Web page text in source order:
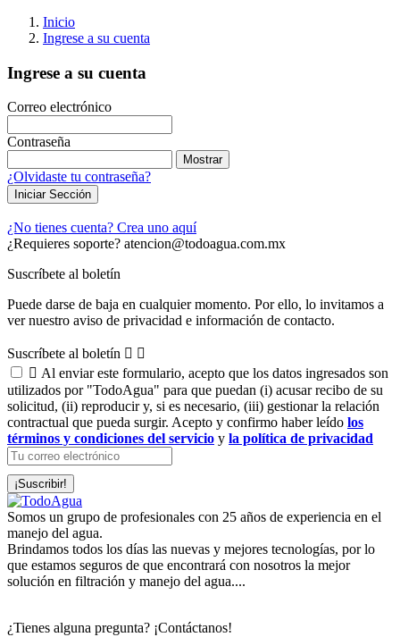
Inicio
Ingrese a su cuenta
Ingrese a su cuenta
Correo electrónico
Contraseña
Mostrar
¿Olvidaste tu contraseña?
Iniciar Sección
¿No tienes cuenta? Crea uno aquí
¿Requieres soporte? atencion@todoagua.com.mx
Suscríbete al boletín
Puede darse de baja en cualquier momento. Por ello, lo invitamos a
ver nuestro aviso de privacidad e información de contacto.
Suscríbete al boletín  
 Al enviar este formulario, acepto que los datos ingresados son
utilizados por "TodoAgua" para que puedan (i) acusar recibo de su
solicitud, (ii) reproducir y, si es necesario, (iii) gestionar la relación
contractual que pueda surgir. Acepto y confirmo haber leído los
términos y condiciones del servicio y la política de privacidad
Somos un grupo de profesionales con 25 años de experiencia en el
manejo del agua.
Brindamos todos los días las nuevas y mejores tecnologías, por lo
que estamos seguros de que encontrará con nosotros la mejor
solución en filtración y manejo del agua....
¿Tienes alguna pregunta? ¡Contáctanos!